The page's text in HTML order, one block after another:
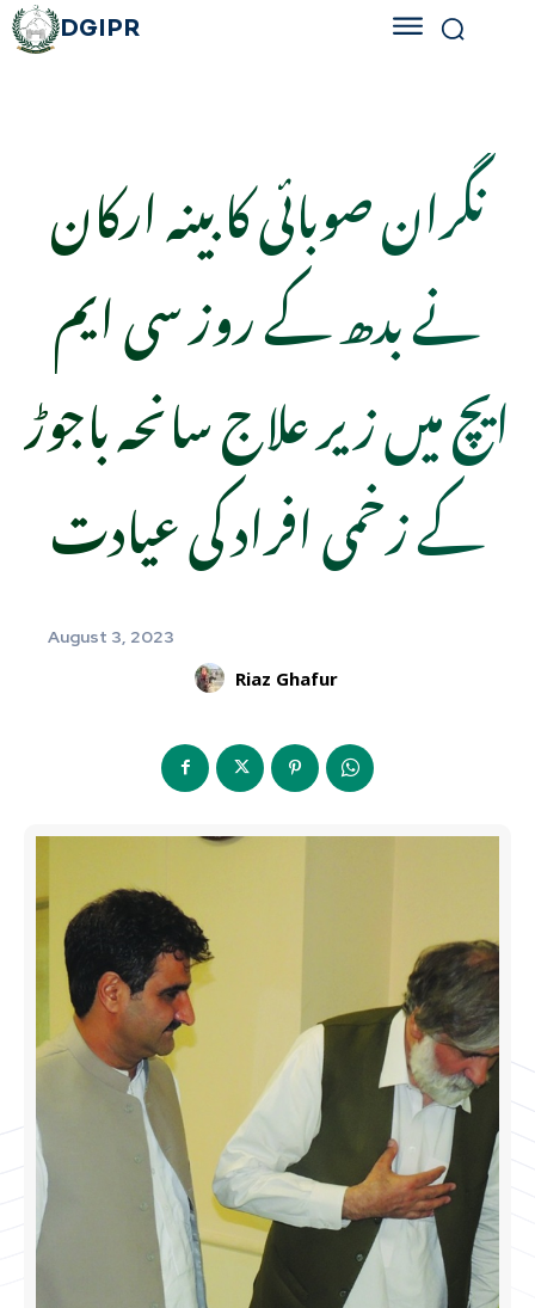
DGIPR
نگران صوبائی کابینہ ارکان
نے بدھ کے روز سی ایم
ایچ میں زیر علاج سانحہ باجوڑ
کے زخمی افراد کی عیادت
August 3, 2023
Riaz Ghafur